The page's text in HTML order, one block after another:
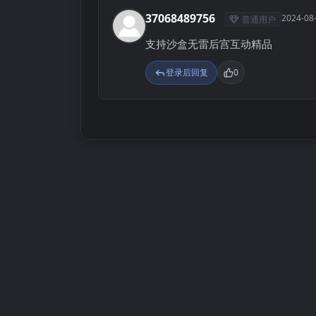
3 37068489756 普通用户 2024-
支持沙盒无雷后宫互动精品
登录后回复 0